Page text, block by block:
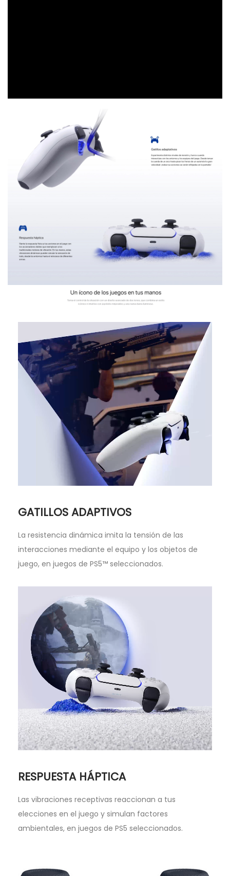
GATILLOS ADAPTIVOS
La resistencia dinámica imita la tensión de las
interacciones mediante el equipo y los objetos de
juego, en juegos de PS5™ seleccionados.
RESPUESTA HÁPTICA
Las vibraciones receptivas reaccionan a tus
elecciones en el juego y simulan factores
ambientales, en juegos de PS5 seleccionados.